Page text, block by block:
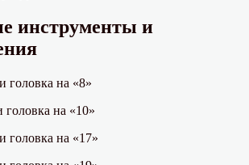
инструменты и
головка на «8»
на «10»
головка на «17»